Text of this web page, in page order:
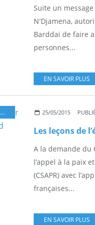
Suite un
N'Djamena,
Barddai de faire
personnes...
EN SAVOIR PLUS
CCFD-TERRE-SOLIDAIRE,
25/05/2015
A la demande du
l’appel à la paix
(CSAPR) avec
françaises...
EN SAVOIR PLUS